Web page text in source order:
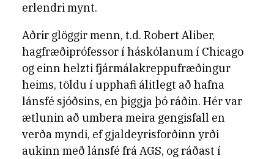
erlendri mynt.
Aðrir glöggir menn, t.d. Robert Aliber,
hagfræðiprófessor í háskólanum í Chicago
og einn helzti fjármálakreppufræðingur
heims, töldu í upphafi álitlegt að hafna
lánsfé sjóðsins, en þiggja þó ráðin. Hér var
ætlunin að umbera meira gengisfall en
verða myndi, ef gjaldeyrisforðinn yrði
aukinn með lánsfé frá AGS, og ráðast í